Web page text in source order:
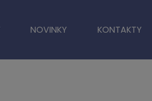
NOVINKY KONTAKTY